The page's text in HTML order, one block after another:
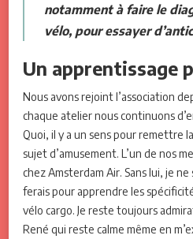
notamment à faire le
vélo, pour essayer
Un apprentissage
Nous avons rejoint l’association
chaque atelier nous continuons
Quoi, il y a un sens pour remettre
sujet d’amusement. L’un de nos
chez Amsterdam Air. Sans lui, je
ferais pour apprendre les
vélo cargo. Je reste toujours
René qui reste calme même en